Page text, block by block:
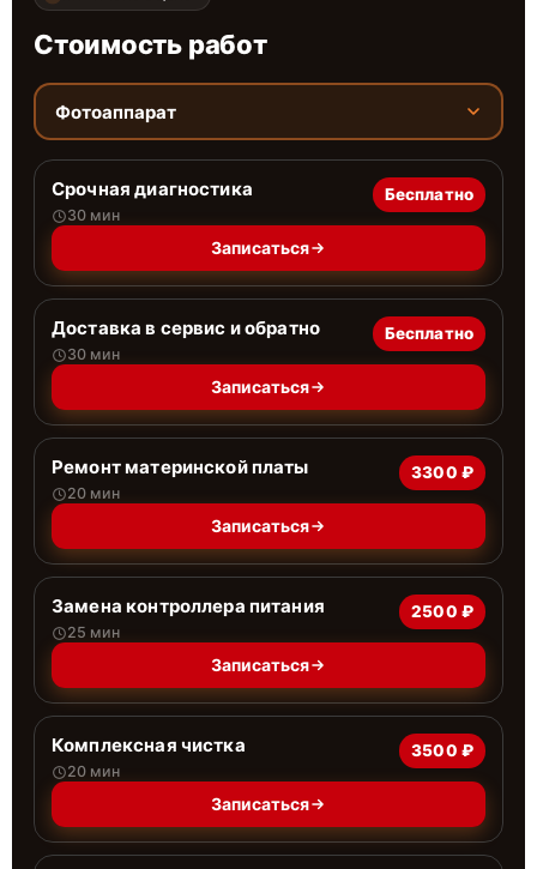
Стоимость работ
Фотоаппарат
Срочная диагностика
30 мин
Бесплатно
Записаться
Доставка в сервис и обратно
30 мин
Бесплатно
Записаться
Ремонт материнской платы
20 мин
3300 ₽
Записаться
Замена контроллера питания
25 мин
2500 ₽
Записаться
Комплексная чистка
20 мин
3500 ₽
Записаться